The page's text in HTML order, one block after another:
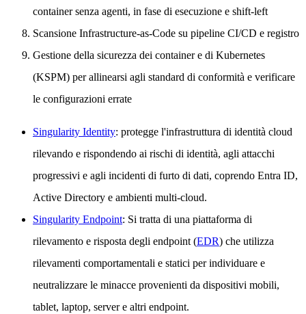
container senza agenti, in fase di esecuzione e shift-left
Scansione Infrastructure-as-Code su pipeline CI/CD e registro
Gestione della sicurezza dei container e di Kubernetes
(KSPM) per allinearsi agli standard di conformità e verificare
le configurazioni errate
Singularity Identity: protegge l'infrastruttura di identità cloud
rilevando e rispondendo ai rischi di identità, agli attacchi
progressivi e agli incidenti di furto di dati, coprendo Entra ID,
Active Directory e ambienti multi-cloud.
Singularity Endpoint: Si tratta di una piattaforma di
rilevamento e risposta degli endpoint (EDR) che utilizza
rilevamenti comportamentali e statici per individuare e
neutralizzare le minacce provenienti da dispositivi mobili,
tablet, laptop, server e altri endpoint.